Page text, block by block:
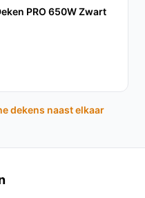
670 is een must-have
warm wil blijven
specificaties en
behoeften!
PRO 650W Zwart
dekens naast elkaar